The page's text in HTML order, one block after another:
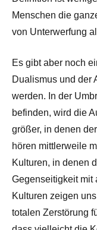
Menschen die
von Unterwerfung
Es gibt aber noch
Dualismus und der
werden. In der
befinden, wird die
größer, in denen
hören mittlerweile
Kulturen, in denen
Gegenseitigkeit mit
Kulturen zeigen
totalen Zerstörung